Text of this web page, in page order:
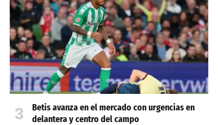
Betis avanza en el mercado con urgencias en
delantera y centro del campo